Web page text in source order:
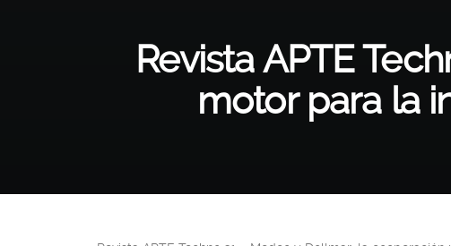
Revista APTE
motor para la